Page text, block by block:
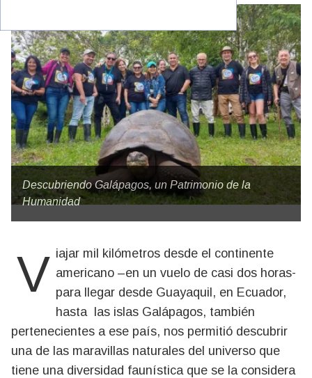
Descubriendo Galápagos, un Patrimonio de la
Humanidad
Viajar mil kilómetros desde el continente americano –en un vuelo de casi dos horas-
para llegar desde Guayaquil, en Ecuador,
hasta las islas Galápagos, también
pertenecientes a ese país, nos permitió descubrir
una de las maravillas naturales del universo que
tiene una diversidad faunística que se la considera